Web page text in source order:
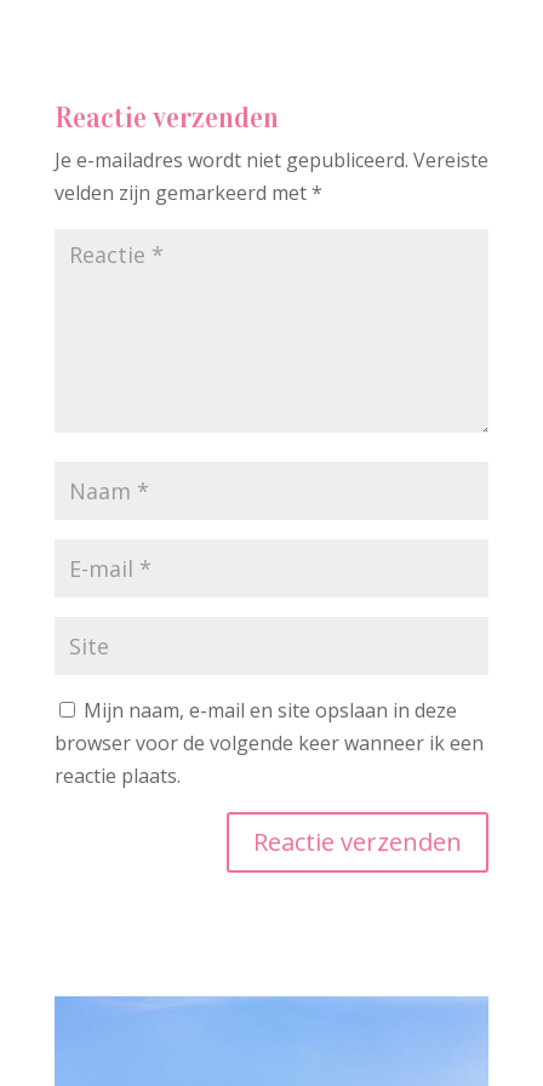
Reactie verzenden
Je e-mailadres wordt niet gepubliceerd. Vereiste
velden zijn gemarkeerd met*
Mijn naam, e-mail en site opslaan in deze
browser voor de volgende keer wanneer ik een
reactie plaats.